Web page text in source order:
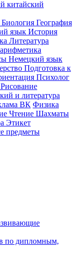
китайский
Биология География
язык История
Литература
Немецкий язык
Подготовка к
Психолог
Рисование
и литература
ВК Физика
Чтение Шахматы
Этикет
предметы
по дипломным,